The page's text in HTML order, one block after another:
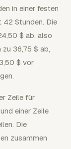
in einer festen
42 Stunden. Die
$ ab, also
36,75 $ ab,
$ vor
Zeile für
einer Zeile
Die
zusammen